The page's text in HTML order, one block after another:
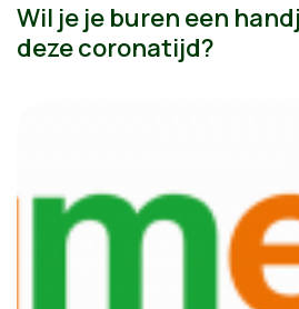
Wil je je buren een
deze coronatijd?